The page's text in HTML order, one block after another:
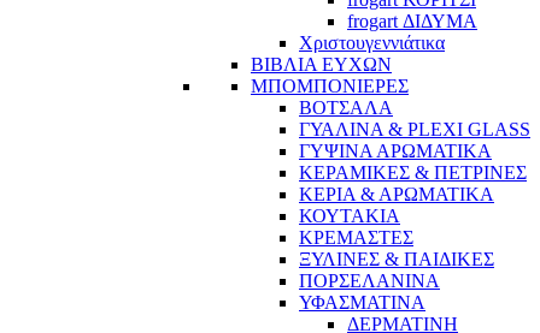
frogart ΔΙΔΥΜΑ
Χριστουγεννιάτικα
ΒΙΒΛΙΑ ΕΥΧΩΝ
ΜΠΟΜΠΟΝΙΕΡΕΣ
ΒΟΤΣΑΛΑ
ΓΥΑΛΙΝΑ & PLEXI GLASS
ΓΥΨΙΝΑ ΑΡΩΜΑΤΙΚΑ
ΚΕΡΑΜΙΚΕΣ & ΠΕΤΡΙΝΕΣ
ΚΕΡΙΑ & ΑΡΩΜΑΤΙΚΑ
ΚΟΥΤΑΚΙΑ
ΚΡΕΜΑΣΤΕΣ
ΞΥΛΙΝΕΣ & ΠΑΙΔΙΚΕΣ
ΠΟΡΣΕΛΑΝΙΝΑ
ΥΦΑΣΜΑΤΙΝA
ΔΕΡΜΑΤΙΝΗ